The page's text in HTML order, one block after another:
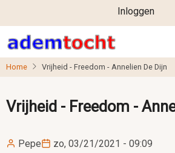
naar
de
inhoud
User
account
menu
Inloggen
Home Vrijheid - Freedom - Annelien De Dijn
Vrijheid - Freedom -
Pepe zo, 03/21/2021 - 09:09